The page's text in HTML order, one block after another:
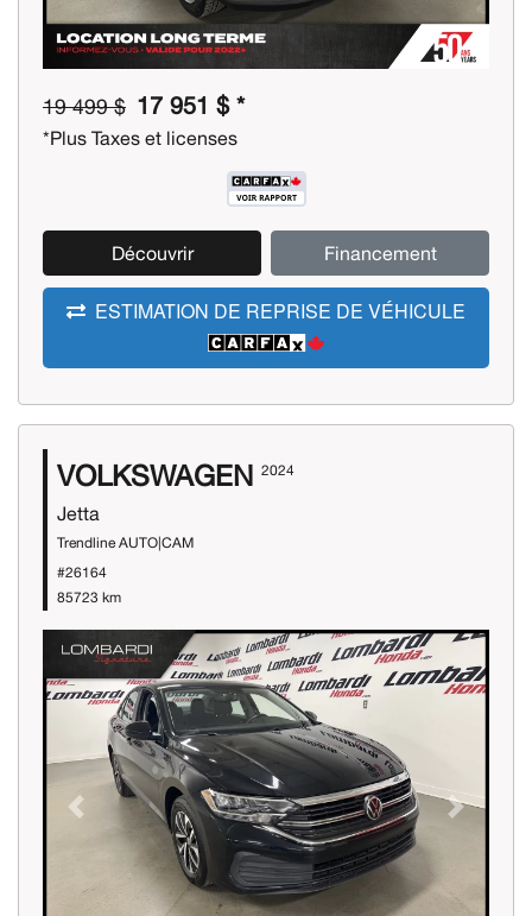
19 499 $ 17 951 $ *
*Plus Taxes et licenses
Découvrir Financement
ESTIMATION DE REPRISE DE VÉHICULE
VOLKSWAGEN 2024
Jetta
Trendline AUTO|CAM
#26164
85723 km
Previous Next